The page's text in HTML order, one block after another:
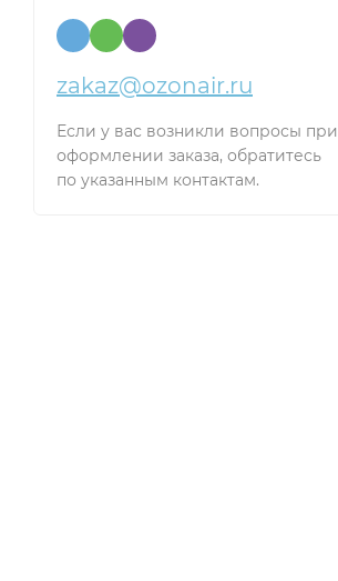
zakaz@ozonair.ru
Если у вас возникли вопросы при
оформлении заказа, обратитесь
по указанным контактам.